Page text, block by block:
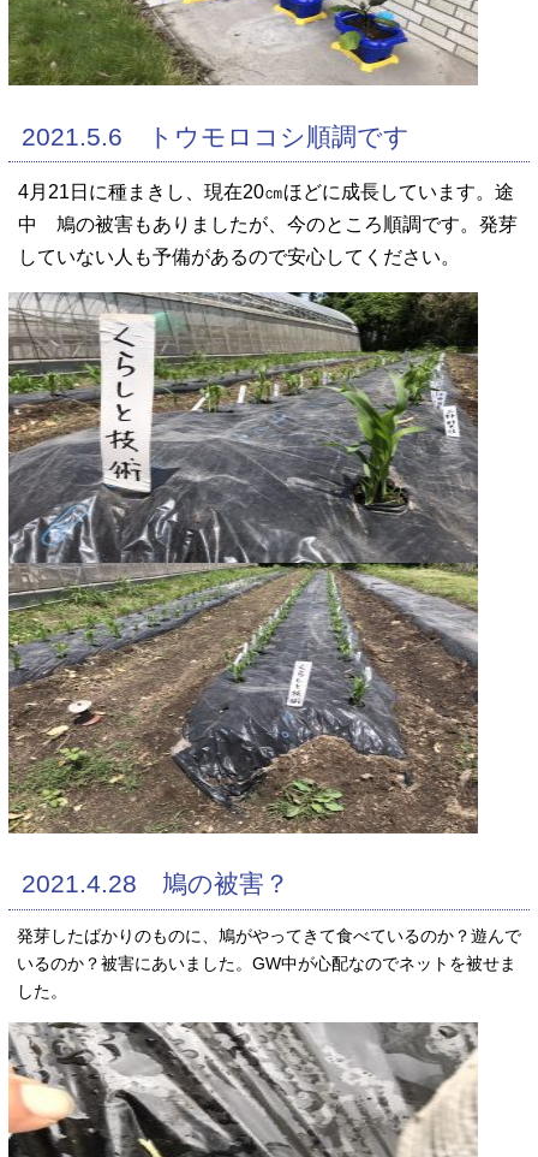
2021.5.6 トウモロコシ順調です
4月21日に種まきし、現在20㎝ほどに成長しています。途
中 鳩の被害もありましたが、今のところ順調です。発芽
していない人も予備があるので安心してください。
2021.4.28 鳩の被害？
発芽したばかりのものに、鳩がやってきて食べているのか？遊んで
いるのか？被害にあいました。GW中が心配なのでネットを被せま
した。